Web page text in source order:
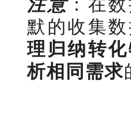
注意：在
默的收集
理归纳转
析相同需求